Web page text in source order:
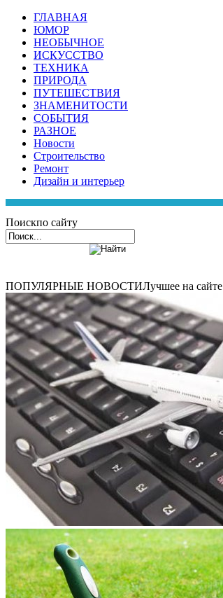
ГЛАВНАЯ
ЮМОР
НЕОБЫЧНОЕ
ИСКУССТВО
ТЕХНИКА
ПРИРОДА
ПУТЕШЕСТВИЯ
ЗНАМЕНИТОСТИ
СОБЫТИЯ
РАЗНОЕ
Новости
Строительство
Ремонт
Дизайн и интерьер
Поискпо сайту
ПОПУЛЯРНЫЕ НОВОСТИЛучшее на сайте